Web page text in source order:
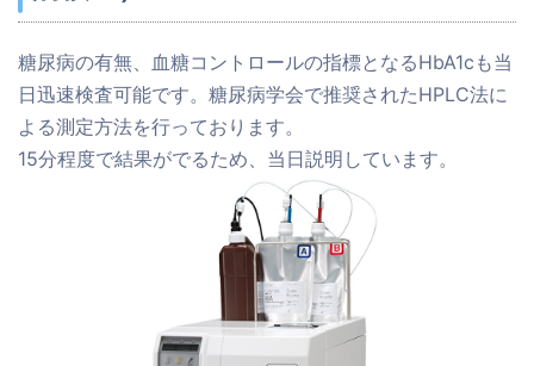
糖尿病の有無、血糖コントロールの指標となるHbA1cも当
日迅速検査可能です。糖尿病学会で推奨されたHPLC法に
よる測定方法を行っております。
15分程度で結果がでるため、当日説明しています。